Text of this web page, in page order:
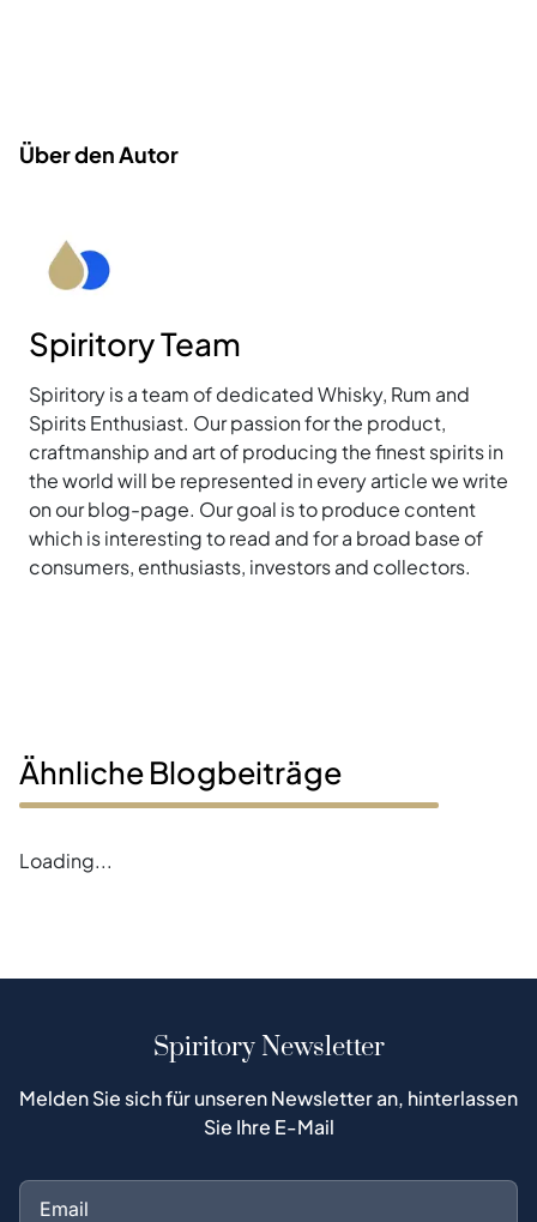
Über den Autor
Spiritory Team
Spiritory is a team of dedicated Whisky, Rum and
Spirits Enthusiast. Our passion for the product,
craftmanship and art of producing the finest spirits in
the world will be represented in every article we write
on our blog-page. Our goal is to produce content
which is interesting to read and for a broad base of
consumers, enthusiasts, investors and collectors.
Ähnliche Blogbeiträge
Loading...
Spiritory Newsletter
Melden Sie sich für unseren Newsletter an, hinterlassen
Sie Ihre E-Mail